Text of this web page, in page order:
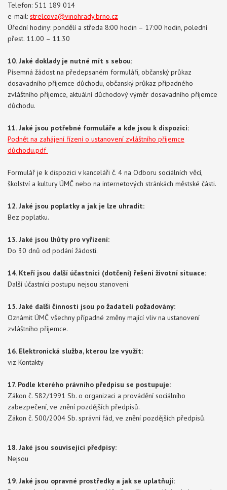
Telefon: 511 189 014
e-mail: strelcova@vinohrady.brno.cz
Úřední hodiny: pondělí a středa 8:00 hodin – 17:00 hodin, polední
přest. 11.00 – 11.30
10. Jaké doklady je nutné mít s sebou:
Písemná žádost na předepsaném formuláři, občanský průkaz
dosavadního příjemce důchodu, občanský průkaz případného
zvláštního příjemce, aktuální důchodový výměr dosavadního příjemce
důchodu.
11. Jaké jsou potřebné formuláře a kde jsou k dispozici:
Podnět na zahájení řízení o ustanovení zvláštního příjemce
důchodu.pdf
Formulář je k dispozici v kanceláři č. 4 na Odboru sociálních věcí,
školství a kultury ÚMČ nebo na internetových stránkách městské části.
12. Jaké jsou poplatky a jak je lze uhradit:
Bez poplatku.
13. Jaké jsou lhůty pro vyřízení:
Do 30 dnů od podání žádosti.
14. Kteří jsou další účastníci (dotčení) řešení životní situace:
Další účastníci postupu nejsou stanoveni.
15. Jaké další činnosti jsou po žadateli požadovány:
Oznámit ÚMČ všechny případné změny mající vliv na ustanovení
zvláštního příjemce.
16. Elektronická služba, kterou lze využít:
viz Kontakty
17. Podle kterého právního předpisu se postupuje:
Zákon č. 582/1991 Sb. o organizaci a provádění sociálního
zabezpečení, ve znění pozdějších předpisů.
Zákon č. 500/2004 Sb. správní řád, ve znění pozdějších předpisů.
18. Jaké jsou související předpisy:
Nejsou
19. Jaké jsou opravné prostředky a jak se uplatňují: